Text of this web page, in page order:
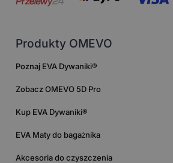
Produkty OMEVO
Poznaj EVA Dywaniki®
Zobacz OMEVO 5D Pro
Kup EVA Dywaniki®
EVA Maty do bagażnika
Akcesoria do czyszczenia